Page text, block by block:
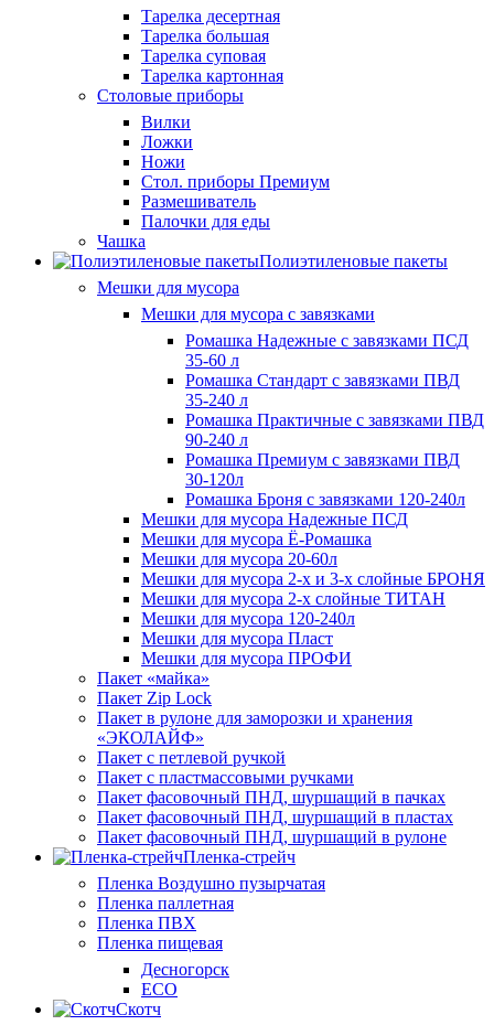
Тарелка десертная
Тарелка большая
Тарелка суповая
Тарелка картонная
Столовые приборы
Вилки
Ложки
Ножи
Стол. приборы Премиум
Размешиватель
Палочки для еды
Чашка
Полиэтиленовые пакеты
Мешки для мусора
Мешки для мусора с завязками
Ромашка Надежные с завязками ПСД
35-60 л
Ромашка Стандарт с завязками ПВД
35-240 л
Ромашка Практичные с завязками ПВД
90-240 л
Ромашка Премиум с завязками ПВД
30-120л
Ромашка Броня с завязками 120-240л
Мешки для мусора Надежные ПСД
Мешки для мусора Ё-Ромашка
Мешки для мусора 20-60л
Мешки для мусора 2-х и 3-х слойные БРОНЯ
Мешки для мусора 2-х слойные ТИТАН
Мешки для мусора 120-240л
Мешки для мусора Пласт
Мешки для мусора ПРОФИ
Пакет «майка»
Пакет Zip Lock
Пакет в рулоне для заморозки и хранения
«ЭКОЛАЙФ»
Пакет с петлевой ручкой
Пакет с пластмассовыми ручками
Пакет фасовочный ПНД, шуршащий в пачках
Пакет фасовочный ПНД, шуршащий в пластах
Пакет фасовочный ПНД, шуршащий в рулоне
Пленка-стрейч
Пленка Воздушно пузырчатая
Пленка паллетная
Пленка ПВХ
Пленка пищевая
Десногорск
ECO
Скотч